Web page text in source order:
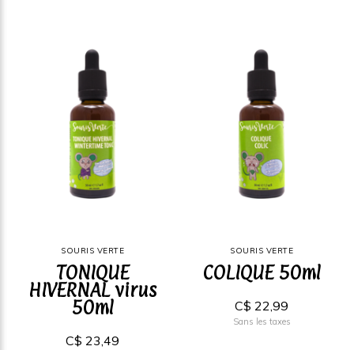
SOURIS VERTE
TONIQUE
HIVERNAL virus
50ml
C$ 23,49
SOURIS VERTE
COLIQUE 50ml
C$ 22,99
Sans les taxes